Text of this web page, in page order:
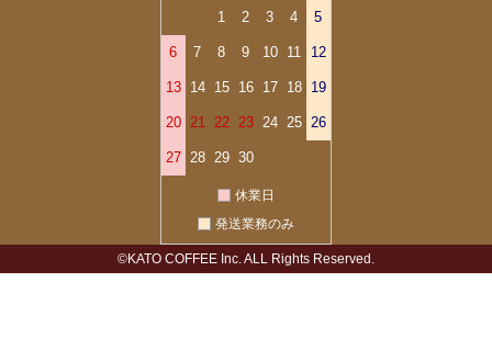
1
2 3 4 5
6 7 8 9 10 11 12
13 14 15 16 17 18 19
20 21 22 23 24 25 26
27 28 29 30
休業日
発送業務のみ
©KATO COFFEE Inc. ALL Rights Reserved.